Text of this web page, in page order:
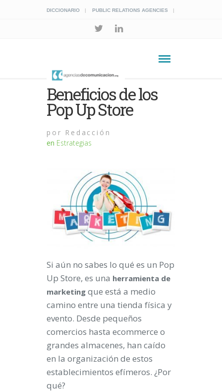
DICCIONARIO PUBLIC RELATIONS AGENCIES
Beneficios de los
Pop Up Store
por Redacción
en Estrategias
Si aún no sabes lo qué es un Pop
Up Store, es una herramienta de
marketing que está a medio
camino entre una tienda física y
evento. Desde pequeños
comercios hasta ecommerce o
grandes almacenes, han caído
en la organización de estos
establecimientos efímeros. ¿Por
qué?